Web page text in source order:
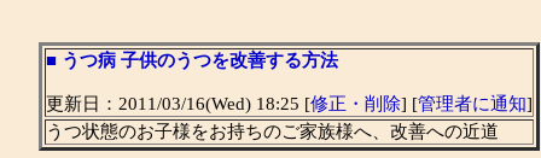
■ うつ病 子供のうつを改善する方法
更新日：2011/03/16(Wed) 18:25 [修正・削除] [管理者に通知]
うつ状態のお子様をお持ちのご家族様へ、改善への近道